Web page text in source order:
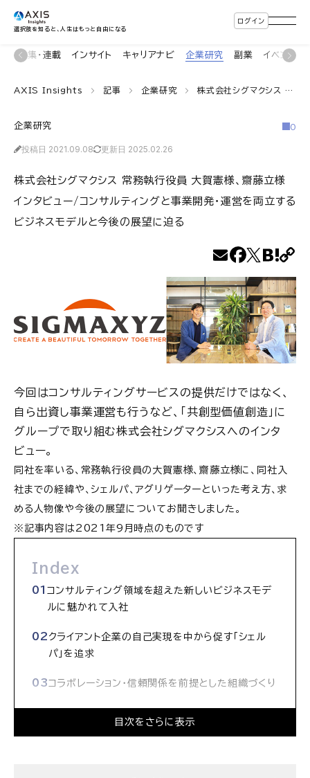
選択肢を知ると、人生はもっと自由になる
ログイン
特集・連載 インサイト キャリアナビ 企業研究 副業 イベント
AXIS Insights 記事 企業研究 株式会社シグマクシス 常務執行役員 大賀憲様、齋藤立様 インタビュー/コンサルティングと事業開発・運営を両立するビジネスモデルと今後の展望に迫る
企業研究
投稿日 2021.09.08 更新日 2025.02.26
0
株式会社シグマクシス 常務執行役員 大賀憲様、齋藤立様
インタビュー/コンサルティングと事業開発・運営を両立する
ビジネスモデルと今後の展望に迫る
今回はコンサルティングサービスの提供だけではなく、
自ら出資し事業運営も行うなど、「共創型価値創造」に
グループで取り組む株式会社シグマクシスへのインタ
ビュー。
同社を率いる、常務執行役員の大賀憲様、齋藤立様に、同社入
社までの経緯や、シェルパ、アグリゲーターといった考え方、求
める人物像や今後の展望についてお聞きしました。
※記事内容は2021年9月時点のものです
Index
目次をさらに表示
コンサルティング領域を超えた新しいビジネスモデ
ルに魅かれて入社
クライアント企業の自己実現を中から促す「シェル
パ」を追求
コラボレーション・信頼関係を前提とした組織づくり